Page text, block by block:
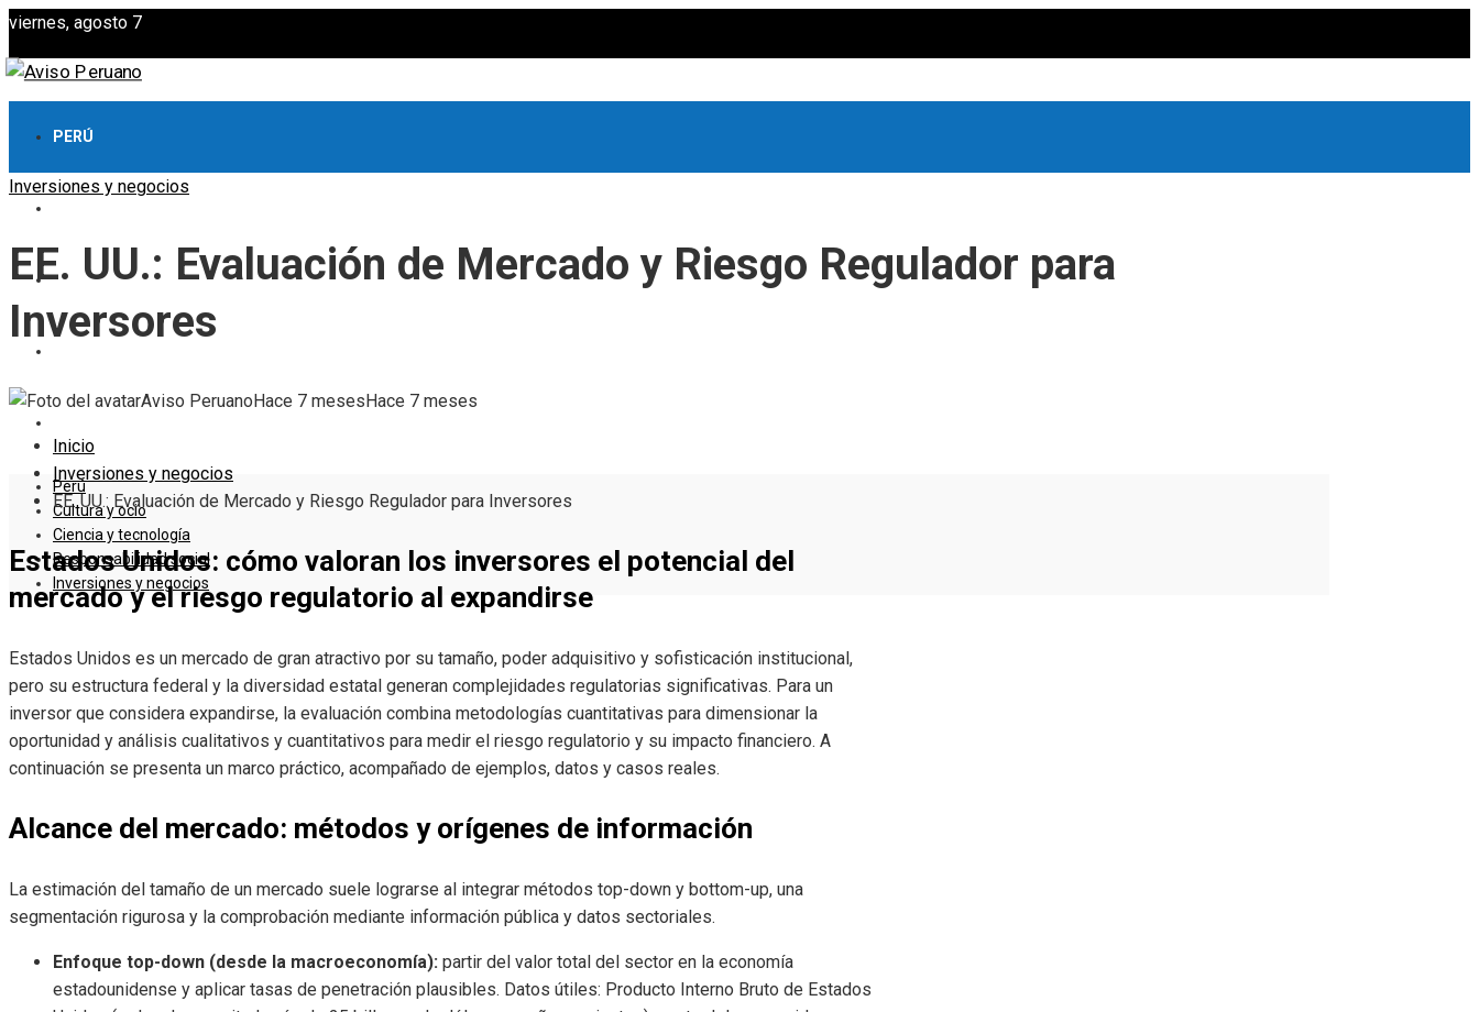
viernes, agosto 7
PERÚ
CIENCIA Y TECNOLOGÍA
Perú
Cultura y ocio
Ciencia y tecnología
Responsabilidad social
Inversiones y negocios
Inversiones y negocios
EE. UU.: Evaluación de Mercado y Riesgo Regulador para
Inversores
Aviso Peruano Hace 7 meses Hace 7 meses
Inicio
Inversiones y negocios
EE. UU.: Evaluación de Mercado y Riesgo Regulador para Inversores
Estados Unidos: cómo valoran los inversores el potencial del
mercado y el riesgo regulatorio al expandirse
Estados Unidos es un mercado de gran atractivo por su tamaño, poder adquisitivo y sofisticación institucional,
pero su estructura federal y la diversidad estatal generan complejidades regulatorias significativas. Para un
inversor que considera expandirse, la evaluación combina metodologías cuantitativas para dimensionar la
oportunidad y análisis cualitativos y cuantitativos para medir el riesgo regulatorio y su impacto financiero. A
continuación se presenta un marco práctico, acompañado de ejemplos, datos y casos reales.
Alcance del mercado: métodos y orígenes de información
La estimación del tamaño de un mercado suele lograrse al integrar métodos top-down y bottom-up, una
segmentación rigurosa y la comprobación mediante información pública y datos sectoriales.
Enfoque top-down (desde la macroeconomía): partir del valor total del sector en la economía
estadounidense y aplicar tasas de penetración plausibles. Datos útiles: Producto Interno Bruto de Estados